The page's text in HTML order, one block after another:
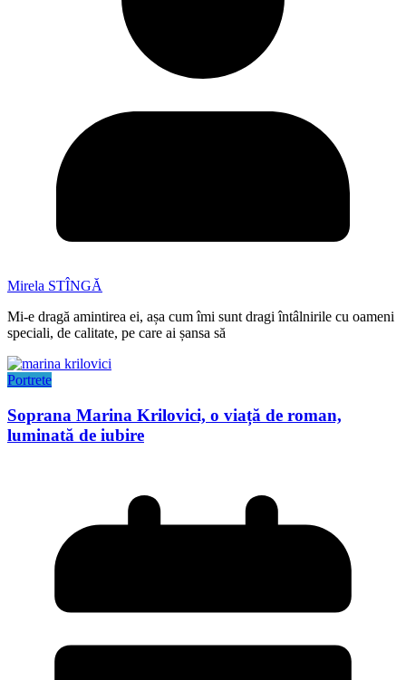
Mirela STÎNGĂ
Mi-e dragă amintirea ei, așa cum îmi sunt dragi întâlnirile cu oameni
speciali, de calitate, pe care ai șansa să
Portrete
Soprana Marina Krilovici, o viață de roman,
luminată de iubire